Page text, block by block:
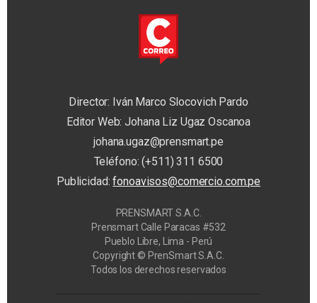
Director: Iván Marco Slocovich Pardo
Editor Web: Johana Liz Ugaz Oscanoa
johana.ugaz@prensmart.pe
Teléfono: (+511) 311 6500
Publicidad:fonoavisos@comercio.com.pe
PRENSMART S.A.C.
Prensmart Calle Paracas #532
Pueblo Libre, Lima - Perú
Copyright © PrenSmart S.A.C.
Todos los derechos reservados